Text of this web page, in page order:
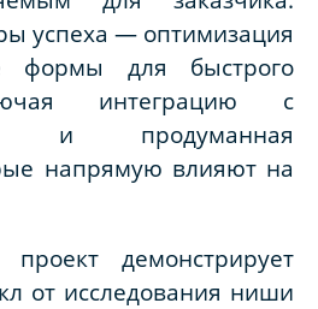
успеха — оптимизация
формы для быстрого
интеграцию с
и продуманная
напрямую влияют на
проект демонстрирует
от исследования ниши